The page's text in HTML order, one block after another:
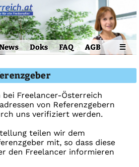
Doks FAQ AGB ☰
bei Freelancer-Österreich
von Referenzgebern
uns verifiziert werden.
teilen wir dem
mit, so dass diese
den Freelancer informieren